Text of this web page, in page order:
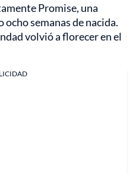
Promise, una
semanas de nacida.
volvió a florecer en el